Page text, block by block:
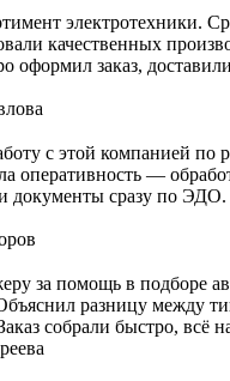
электротехники.
качественных
оформил заказ,
с этой компанией по
оперативность —
документы сразу по
за помощь в подборе
разницу между
собрали быстро, всё